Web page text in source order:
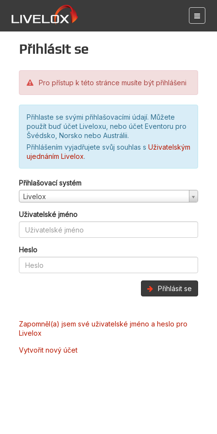
Přihlásit se
Pro přístup k této stránce musíte být přihlášeni
Přihlaste se svými přihlašovacími údají. Můžete
použít buď účet Liveloxu, nebo účet Eventoru pro
Švédsko, Norsko nebo Austrálii.
Přihlášením vyjadřujete svůj souhlas s Uživatelským
ujednáním Livelox.
Přihlašovací systém
Livelox
Uživatelské jméno
Heslo
Přihlásit se
Zapomněl(a) jsem své uživatelské jméno a heslo pro
Livelox
Vytvořit nový účet